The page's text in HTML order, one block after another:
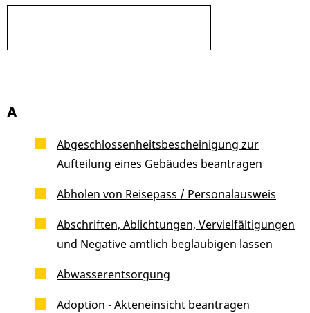
A
Abgeschlossenheitsbescheinigung zur
Aufteilung eines Gebäudes beantragen
Abholen von Reisepass / Personalausweis
Abschriften, Ablichtungen, Vervielfältigungen
und Negative amtlich beglaubigen lassen
Abwasserentsorgung
Adoption - Akteneinsicht beantragen